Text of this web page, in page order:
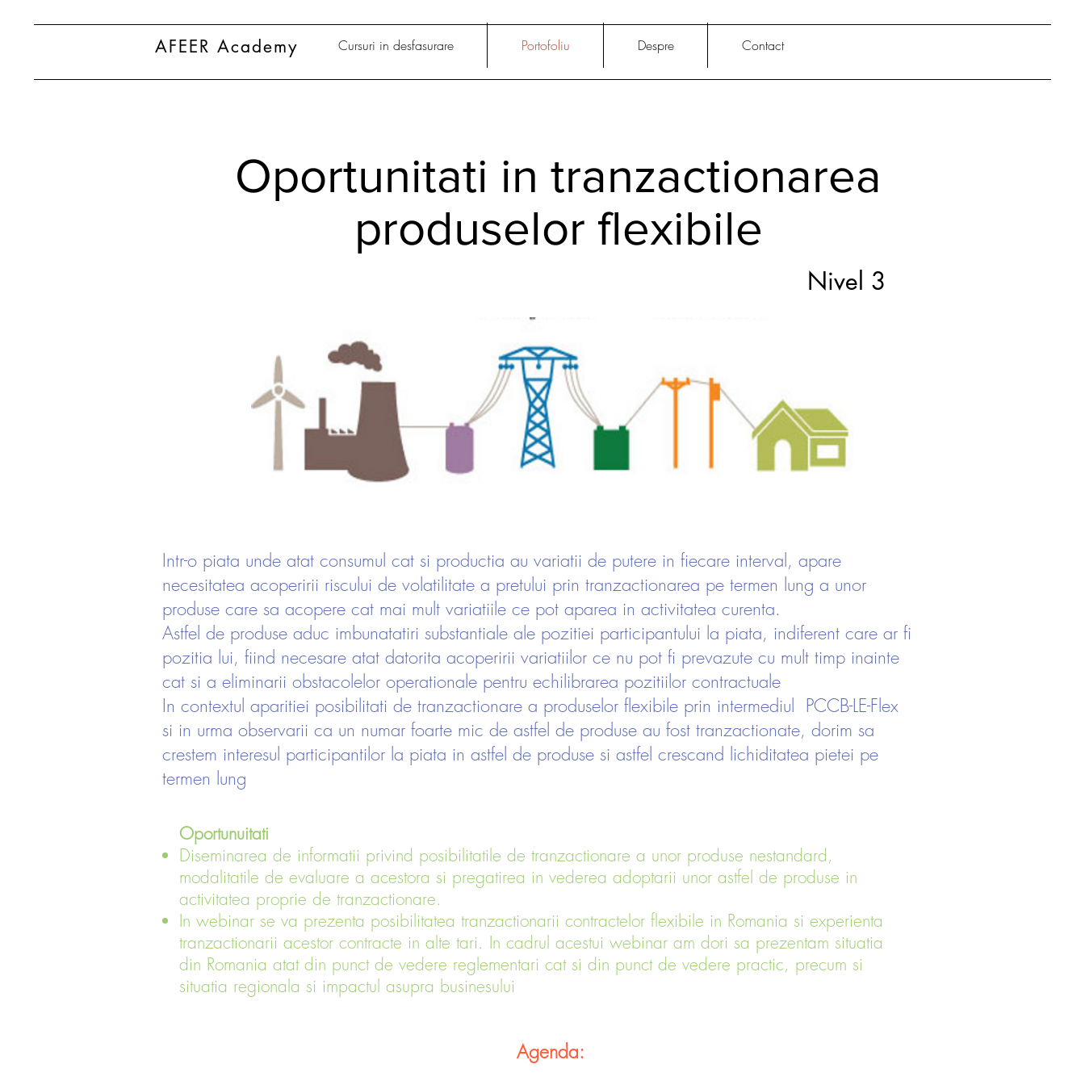
AFEER Academy Cursuri in desfasurare Portofoliu Despre Contact
Oportunitati in tranzactionarea
produselor flexibile
Nivel 3
Intr-o piata unde atat consumul cat si productia au variatii de putere in fiecare interval, apare
necesitatea acoperirii riscului de volatilitate a pretului prin tranzactionarea pe termen lung a unor
produse care sa acopere cat mai mult variatiile ce pot aparea in activitatea curenta.
Astfel de produse aduc imbunatatiri substantiale ale pozitiei participantului la piata, indiferent care ar fi
pozitia lui, fiind necesare atat datorita acoperirii variatiilor ce nu pot fi prevazute cu mult timp inainte
cat si a eliminarii obstacolelor operationale pentru echilibrarea pozitiilor contractuale
In contextul aparitiei posibilitati de tranzactionare a produselor flexibile prin intermediul PCCB-LE-Flex
si in urma observarii ca un numar foarte mic de astfel de produse au fost tranzactionate, dorim sa
crestem interesul participantilor la piata in astfel de produse si astfel crescand lichiditatea pietei pe
termen lung
Oportunuitati
Diseminarea de informatii privind posibilitatile de tranzactionare a unor produse nestandard,
modalitatile de evaluare a acestora si pregatirea in vederea adoptarii unor astfel de produse in
activitatea proprie de tranzactionare.
In webinar se va prezenta posibilitatea tranzactionarii contractelor flexibile in Romania si experienta
tranzactionarii acestor contracte in alte tari. In cadrul acestui webinar am dori sa prezentam situatia
din Romania atat din punct de vedere reglementari cat si din punct de vedere practic, precum si
situatia regionala si impactul asupra businesului
Agenda: